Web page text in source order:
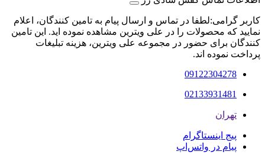
کاربر گرامی:لطفا در تماس و ارسال پیام به تامین کنندگان، اعلام
نمایید که محصولات را در علی ویترین مشاهده نموده اید. این تامین
کنندگان برای حضور در مجموعه علی ویترین، هزینه تبلیغات
پرداخت نموده اند.
09122304278
02133931481
تهران
پیج اینستاگرام
پیام در واتس‌اپ